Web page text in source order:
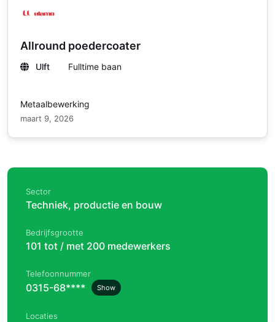
Allround poedercoater
Ulft Fulltime baan
Metaalbewerking
maart 9, 2026
Sector
Techniek, productie en bouw
Bedrijfsgrootte
101 tot / met 200 medewerkers
Telefoonnummer
0315-68**** Show
Locaties